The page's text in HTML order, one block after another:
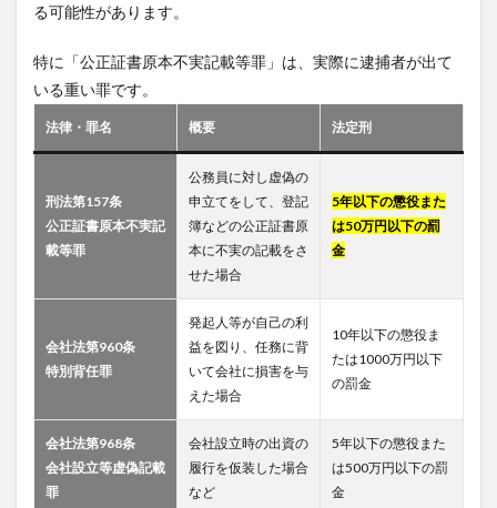
る可能性があります。
特に「公正証書原本不実記載等罪」は、実際に逮捕者が出て
いる重い罪です。
法律・罪名 概要 法定刑
刑法第157条
公正証書原本不実記
載等罪
公務員に対し虚偽の
申立てをして、登記
簿などの公正証書原
本に不実の記載をさ
せた場合
5年以下の懲役また
は50万円以下の罰
金
会社法第960条
特別背任罪
発起人等が自己の利
益を図り、任務に背
いて会社に損害を与
えた場合
10年以下の懲役ま
たは1000万円以下
の罰金
会社法第968条
会社設立等虚偽記載
罪
会社設立時の出資の
履行を仮装した場合
など
5年以下の懲役また
は500万円以下の罰
金